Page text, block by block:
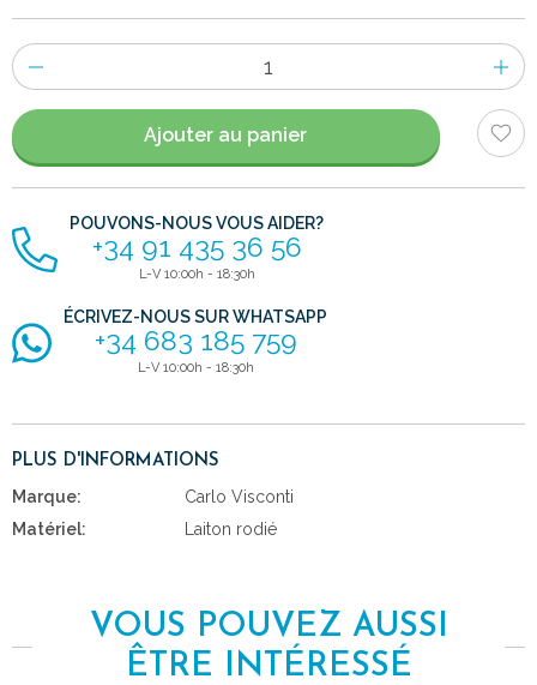
Nombre
d'items
Ajouter au panier
POUVONS-NOUS VOUS AIDER?
+34 91 435 36 56
L-V 10:00h - 18:30h
ÉCRIVEZ-NOUS SUR WHATSAPP
+34 683 185 759
L-V 10:00h - 18:30h
PLUS D'INFORMATIONS
Marque:
Carlo Visconti
Matériel:
Laiton rodié
VOUS POUVEZ AUSSI
ÊTRE INTÉRESSÉ